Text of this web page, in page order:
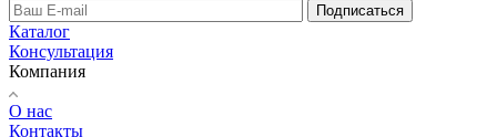
Подписаться
Каталог
Консультация
Компания
О нас
Контакты